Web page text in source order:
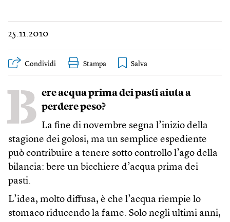
25.11.2010
Condividi Stampa
B ere acqua prima dei pasti aiuta a
perdere peso?
La fine di novembre segna l’inizio della
stagione dei golosi, ma un semplice espediente
può contribuire a tenere sotto controllo l’ago della
bilancia: bere un bicchiere d’acqua prima dei
pasti.
L’idea, molto diffusa, è che l’acqua riempie lo
stomaco riducendo la fame. Solo negli ultimi anni,